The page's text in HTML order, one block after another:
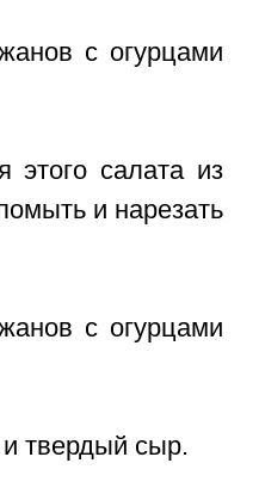
этого салата из
и нарезать
твердый сыр.